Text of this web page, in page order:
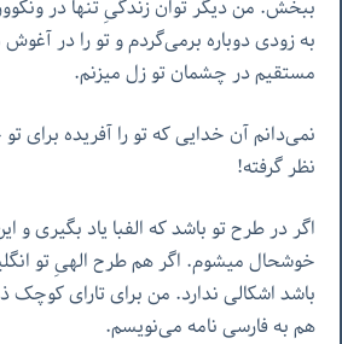
ببخش. من دیگر توان زندگیِ تنها در
به زودی دوباره برمی‌گردم و تو را در
مستقیم در چشمان تو زل میزنم.
نمی‌دانم آن خدایی که تو را آفریده برای
نظر گرفته!
اگر در طرح تو باشد که الفبا یاد بگیری و
خوشحال میشوم. اگر هم طرح الهیِ تو
باشد اشکالی ندارد. من برای تارای کوچک
هم به فارسی نامه می‌نویسم.